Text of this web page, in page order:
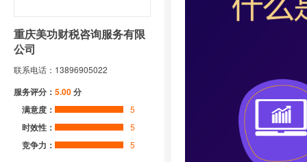
重庆美功财税咨询服务有限
公司
联系电话：13896905022
服务评分： 5.00分
满意度：
5
时效性： 5
竞争力： 5